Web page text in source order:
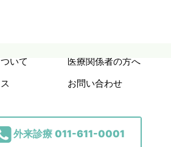
いて
医療関係者の方へ
お問い合わせ
外来診療 011-611-0001